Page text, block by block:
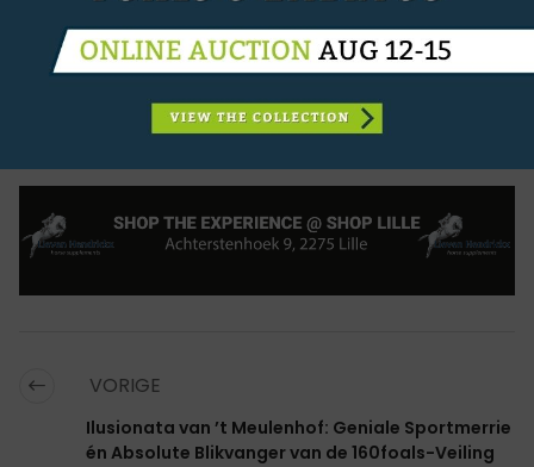
springsport.
Inschrijven voor de wedstrijd is mogelijk viaEquibel.
VORIGE
Ilusionata van ’t Meulenhof: Geniale Sportmerrie
én Absolute Blikvanger van de 160foals-Veiling